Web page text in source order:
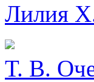
Лилия
Т. В.